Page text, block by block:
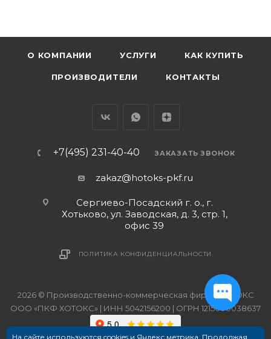
О КОМПАНИИ УСЛУГИ КАК КУПИТЬ
ПРОИЗВОДИТЕЛИ КОНТАКТЫ
+7(495) 231-40-40 ЗАКАЗАТЬ ЗВОНОК
zakaz@hotoks-pkf.ru
Сергиево-Посадский г. о., г.
Хотьково, ул. Заводская, д. 3, стр. 1,
офис 39
ПОЛИТИКА КОНФИДЕНЦИАЛЬНОСТИ
2026 © Производственно-коммерческая фирма ХОТОКС
ООО «ПКФ ХОТОКС» | ИНН 5042156200 | ОГРН 1215000038637
На сайте используются cookies и Яндекс метрика. Продолжая